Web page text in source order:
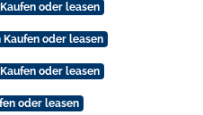
oder leasen
oder leasen
oder leasen
oder leasen